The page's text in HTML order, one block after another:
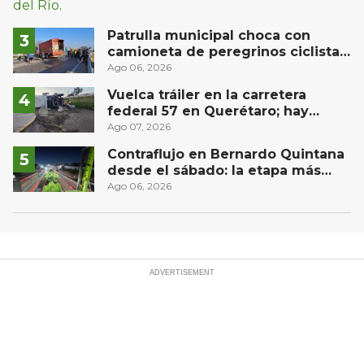
Patrulla municipal choca con
camioneta de peregrinos ciclistas
en la autopista México-Querétaro
Ago 06, 2026
Vuelca tráiler en la carretera
federal 57 en Querétaro; hay
derrame de combustible
Ago 07, 2026
Contraflujo en Bernardo Quintana
desde el sábado: la etapa más
compleja del operativo vial
Ago 06, 2026